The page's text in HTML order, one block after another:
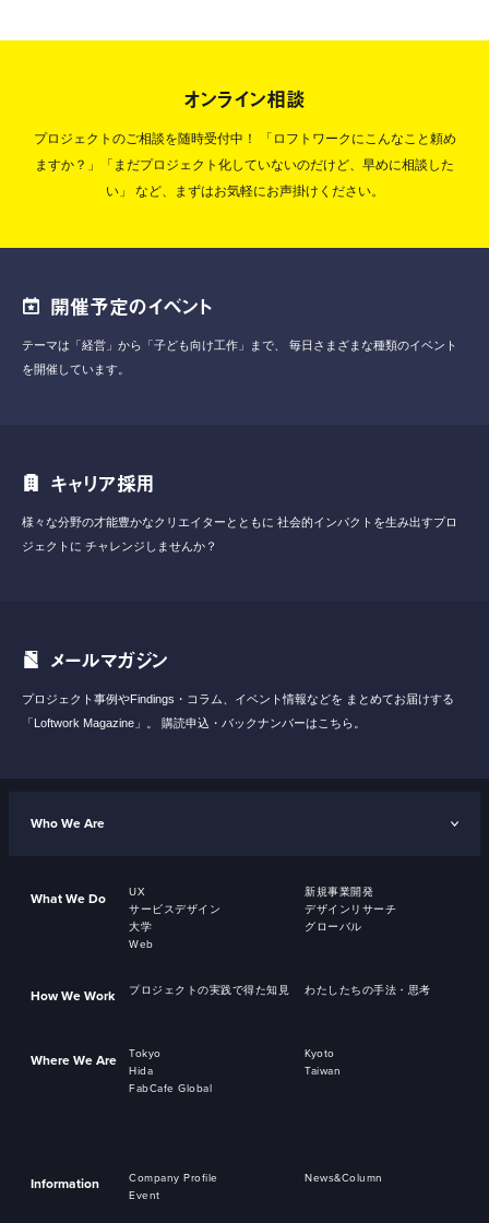
オンライン相談
プロジェクトのご相談を随時受付中！
「ロフトワークにこんなこと頼め
ますか？」「まだプロジェクト化していないのだけど、早めに相談した
い」
など、まずはお気軽にお声掛けください。
開催予定のイベント
テーマは「経営」から「子ども向け工作」まで、
毎日さまざまな種類のイベント
を開催しています。
キャリア採用
様々な分野の才能豊かなクリエイターとともに 社会的インパクトを生み出すプロ
ジェクトに チャレンジしませんか？
メールマガジン
プロジェクト事例やFindings・コラム、イベント情報などを まとめてお届けする
「Loftwork Magazine」。
購読申込・バックナンバーはこちら。
Who We Are
What We Do UX
新規事業開発
サービスデザイン
デザインリサーチ
大学
グローバル
Web
How We Work プロジェクトの実践で得た知見 わたしたちの手法・思考
Where We Are Tokyo
Kyoto
Hida
Taiwan
FabCafe Global
Information Company Profile
News&Column
Event